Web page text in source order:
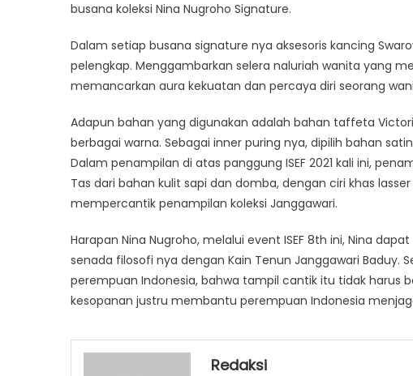
busana koleksi Nina Nugroho Signature.
Dalam setiap busana signature nya aksesoris kancing
pelengkap. Menggambarkan selera naluriah wanita yang
memancarkan aura kekuatan dan percaya diri seorang
Adapun bahan yang digunakan adalah bahan taffeta
berbagai warna. Sebagai inner puring nya, dipilih bahan
Dalam penampilan di atas panggung ISEF 2021 kali ini,
Tas dari bahan kulit sapi dan domba, dengan ciri khas
mempercantik penampilan koleksi Janggawari.
Harapan Nina Nugroho, melalui event ISEF 8th ini, Nina
senada filosofi nya dengan Kain Tenun Janggawari
perempuan Indonesia, bahwa tampil cantik itu tidak harus
kesopanan justru membantu perempuan Indonesia
Redaksi